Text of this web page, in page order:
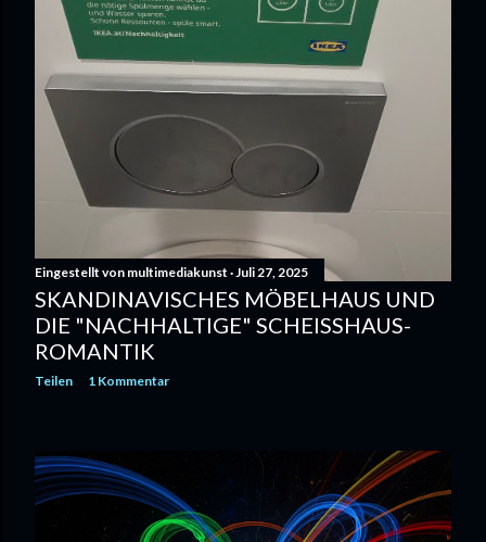
Eingestellt von multimediakunst Juli 27, 2025
SKANDINAVISCHES MÖBELHAUS UND
DIE "NACHHALTIGE" SCHEISSHAUS-R
OMANTIK
Teilen 1 Kommentar